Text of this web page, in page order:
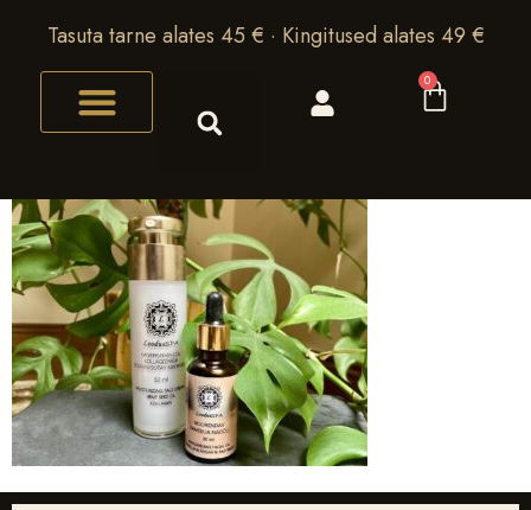
Tasuta tarne alates 45 € · Kingitused alates 49 €
0